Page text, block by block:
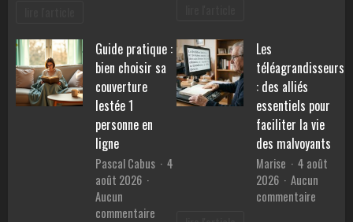
performances,
consommation
pour
sérénité
?
Guide pratique :
bien choisir sa
couverture
lestée 1
personne en
ligne
Pascal Cabus
4
août 2026
Aucun
commentaire
Les
téléagrandisseurs
: des alliés
essentiels pour
faciliter la vie
des malvoyants
Marise
4 août
2026
Aucun
commentaire